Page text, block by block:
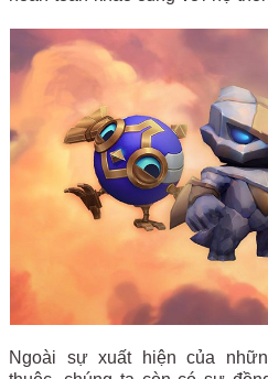
Ngoài sự xuất hiện của